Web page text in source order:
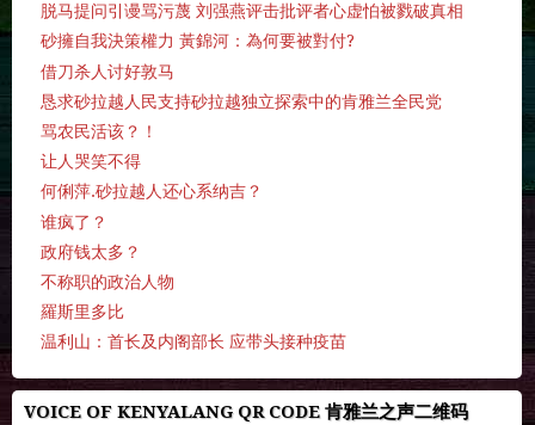
脱马提问引谩骂污蔑 刘强燕评击批评者心虚怕被戮破真相
砂擁自我決策權力 黃錦河：為何要被對付?
借刀杀人讨好敦马
恳求砂拉越人民支持砂拉越独立探索中的肯雅兰全民党
骂农民活该？！
让人哭笑不得
何俐萍.砂拉越人还心系纳吉？
谁疯了？
政府钱太多？
不称职的政治人物
羅斯里多比
温利山：首长及内阁部长 应带头接种疫苗
VOICE OF KENYALANG QR CODE 肯雅兰之声二维码